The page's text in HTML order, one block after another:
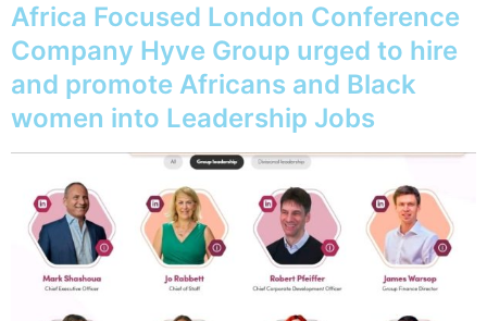
Africa Focused London Conference
Company Hyve Group urged to hire
and promote Africans and Black
women into Leadership Jobs